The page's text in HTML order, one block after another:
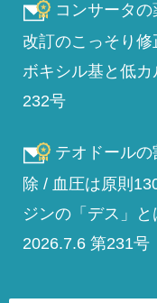
コンサータ
改訂のこっそり
ボキシル基と低
232号
テオドール
除 / 血圧は原則
ジンの「デス」
2026.7.6 第231号